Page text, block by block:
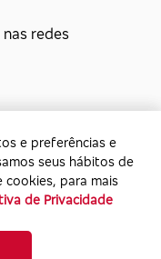
e preferências e
seus hábitos de
para mais
de Privacidade
redes
60
- Caju - Rio de
20.931-675
e preferências e
seus hábitos de
para mais
de Privacidade